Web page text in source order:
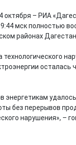
– РИА
мск полностью
районах
технологического
энергетикам
без перерывов
нарушения», –